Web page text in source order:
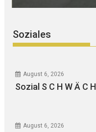
Soziales
August 6, 2026
Sozial S C H W Ä C
August 6, 2026